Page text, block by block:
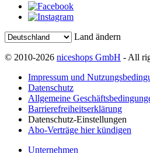
Land ändern
© 2010-2026 niceshops GmbH - All
Impressum und
Datenschutz
Allgemeine
Barrierefreiheitserklärung
Datenschutz-Einstellungen
Abo-Verträge hier kündigen
Unternehmen